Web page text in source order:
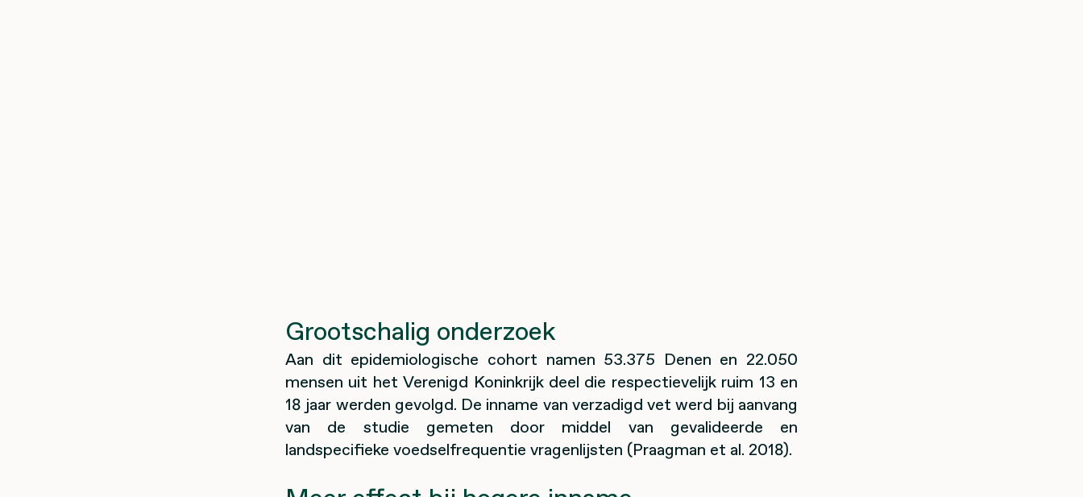
Grootschalig onderzoek
Aan dit epidemiologische cohort namen 53.375 Denen en 22.050
mensen uit het Verenigd Koninkrijk deel die respectievelijk ruim 13 en
18 jaar werden gevolgd. De inname van verzadigd vet werd bij aanvang
van de studie gemeten door middel van gevalideerde en
landspecifieke voedselfrequentie vragenlijsten (Praagman et al. 2018).